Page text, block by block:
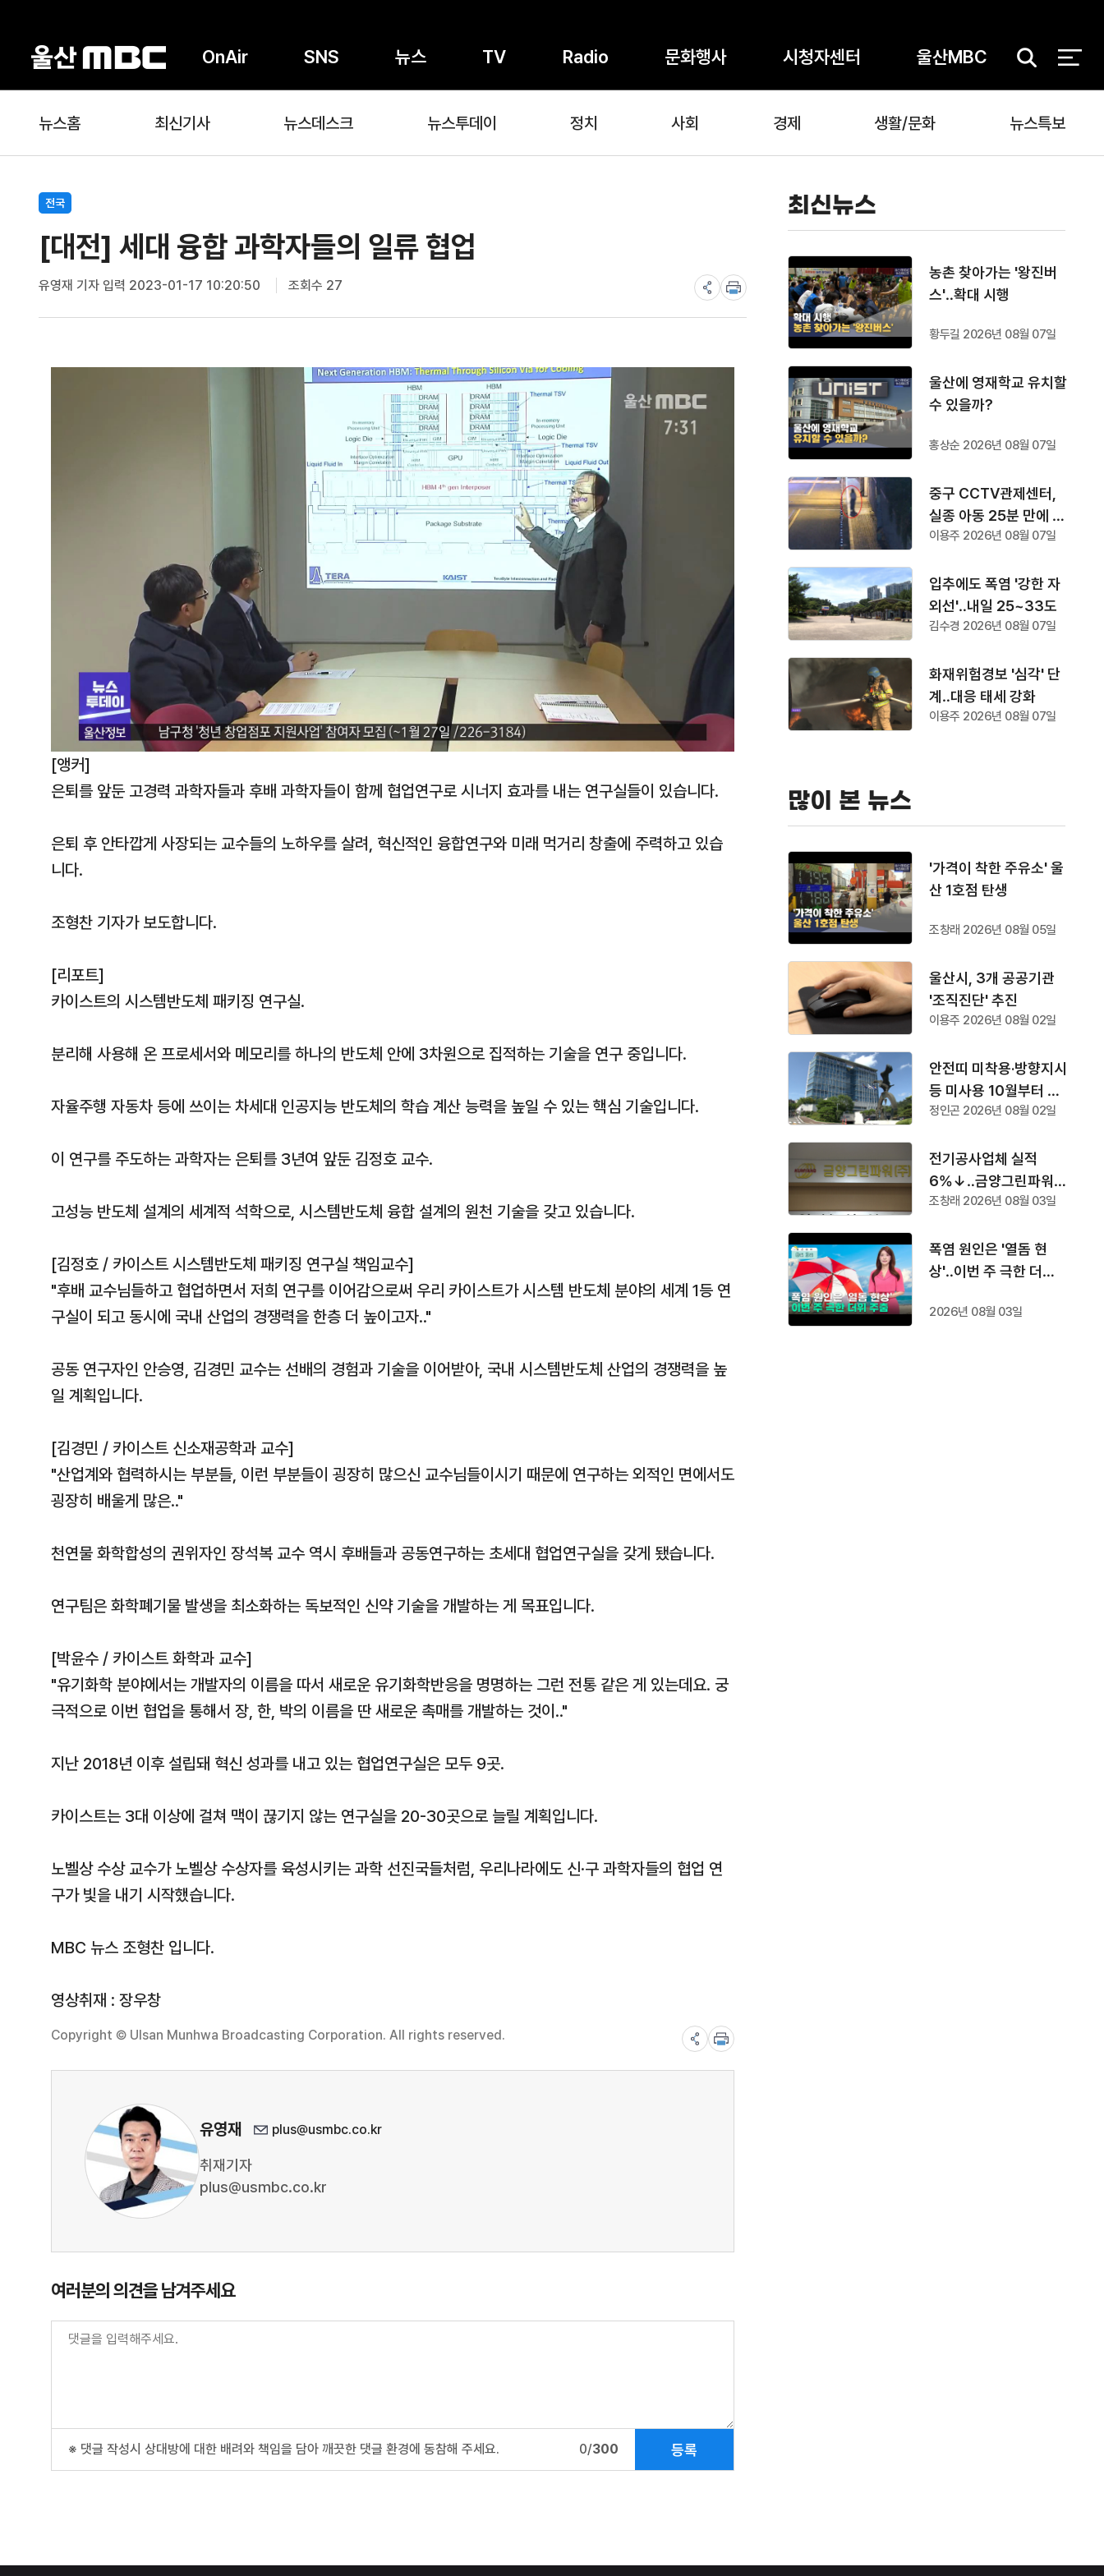
OnAir SNS 뉴스 TV Radio 문화행사 시청자센터 울산MBC
검
뉴스홈 최신기사 뉴스데스크 뉴스투데이 정치 사회 경제 생활/문화 뉴스특보
전국
[대전] 세대 융합 과학자들의 일류 협업
유영재 기자입력 2023-01-17 10:20:50 조회수 27
[앵커]
은퇴를 앞둔 고경력 과학자들과 후배 과학자들이 함께 협업연구로 시너지 효과를 내는 연구실들이 있습니다.
은퇴 후 안타깝게 사장되는 교수들의 노하우를 살려, 혁신적인 융합연구와 미래 먹거리 창출에 주력하고 있습
니다.
조형찬 기자가 보도합니다.
[리포트]
카이스트의 시스템반도체 패키징 연구실.
분리해 사용해 온 프로세서와 메모리를 하나의 반도체 안에 3차원으로 집적하는 기술을 연구 중입니다.
자율주행 자동차 등에 쓰이는 차세대 인공지능 반도체의 학습 계산 능력을 높일 수 있는 핵심 기술입니다.
이 연구를 주도하는 과학자는 은퇴를 3년여 앞둔 김정호 교수.
고성능 반도체 설계의 세계적 석학으로, 시스템반도체 융합 설계의 원천 기술을 갖고 있습니다.
[김정호 / 카이스트 시스템반도체 패키징 연구실 책임교수]
"후배 교수님들하고 협업하면서 저희 연구를 이어감으로써 우리 카이스트가 시스템 반도체 분야의 세계 1등 연
구실이 되고 동시에 국내 산업의 경쟁력을 한층 더 높이고자.."
공동 연구자인 안승영, 김경민 교수는 선배의 경험과 기술을 이어받아, 국내 시스템반도체 산업의 경쟁력을 높
일 계획입니다.
[김경민 / 카이스트 신소재공학과 교수]
"산업계와 협력하시는 부분들, 이런 부분들이 굉장히 많으신 교수님들이시기 때문에 연구하는 외적인 면에서도
굉장히 배울게 많은.."
천연물 화학합성의 권위자인 장석복 교수 역시 후배들과 공동연구하는 초세대 협업연구실을 갖게 됐습니다.
연구팀은 화학폐기물 발생을 최소화하는 독보적인 신약 기술을 개발하는 게 목표입니다.
[박윤수 / 카이스트 화학과 교수]
"유기화학 분야에서는 개발자의 이름을 따서 새로운 유기화학반응을 명명하는 그런 전통 같은 게 있는데요. 궁
극적으로 이번 협업을 통해서 장, 한, 박의 이름을 딴 새로운 촉매를 개발하는 것이.."
지난 2018년 이후 설립돼 혁신 성과를 내고 있는 협업연구실은 모두 9곳.
카이스트는 3대 이상에 걸쳐 맥이 끊기지 않는 연구실을 20-30곳으로 늘릴 계획입니다.
노벨상 수상 교수가 노벨상 수상자를 육성시키는 과학 선진국들처럼, 우리나라에도 신·구 과학자들의 협업 연
구가 빛을 내기 시작했습니다.
MBC 뉴스 조형찬 입니다.
영상취재 : 장우창
Copyright © Ulsan Munhwa Broadcasting Corporation. All rights reserved.
유영재 plus@usmbc.co.kr
취재기자
plus@usmbc.co.kr
여러분의 의견을 남겨주세요
※ 댓글 작성시 상대방에 대한 배려와 책임을 담아 깨끗한 댓글 환경에 동참해 주세요. 0/300 등록
최신뉴스
농촌 찾아가는 '왕진버
스'‥확대 시행
황두길 2026년 08월 07일
울산에 영재학교 유치할
수 있을까?
홍상순 2026년 08월 07일
중구 CCTV관제센터,
실종 아동 25분 만에 찾
아
이용주 2026년 08월 07일
입추에도 폭염 '강한 자
외선'‥내일 25~33도
김수경 2026년 08월 07일
화재위험경보 '심각' 단
계‥대응 태세 강화
이용주 2026년 08월 07일
많이 본 뉴스
'가격이 착한 주유소' 울
산 1호점 탄생
조창래 2026년 08월 05일
울산시, 3개 공공기관
'조직진단' 추진
이용주 2026년 08월 02일
안전띠 미착용·방향지시
등 미사용 10월부터 단
속
정인곤 2026년 08월 02일
전기공사업체 실적
6%↓‥금양그린파워
'수주 1위'
조창래 2026년 08월 03일
폭염 원인은 '열돔 현
상'‥이번 주 극한 더위
2026년 08월 03일